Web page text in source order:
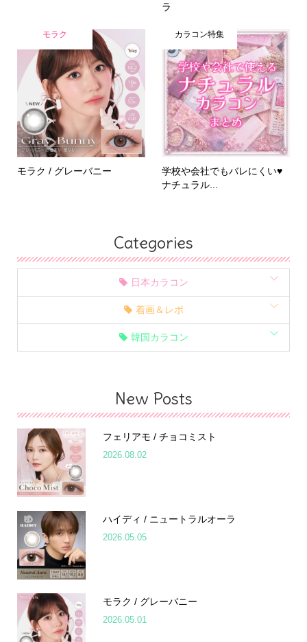
ラ
モラク
モラク / グレーバニー
カラコン特集
学校や会社でもバレにくい♥
ナチュラル...
Categories
日本カラコン
着画＆レポ
韓国カラコン
New Posts
フェリアモ / チョコミスト
2026.08.02
ハイディ / ニュートラルオーラ
2026.05.05
モラク / グレーバニー
2026.05.01